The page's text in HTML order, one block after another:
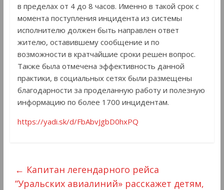
в пределах от 4 до 8 часов. Именно в такой срок с
момента поступления инцидента из системы
исполнителю должен быть направлен ответ
жителю, оставившему сообщение и по
возможности в кратчайшие сроки решен вопрос.
Также была отмечена эффективность данной
практики, в социальных сетях были размещены
благодарности за проделанную работу и полезную
информацию по более 1700 инцидентам.
https://yadi.sk/d/FbAbvJgbD0hxPQ
← Капитан легендарного рейса
“Уральских авиалиний» расскажет детям,